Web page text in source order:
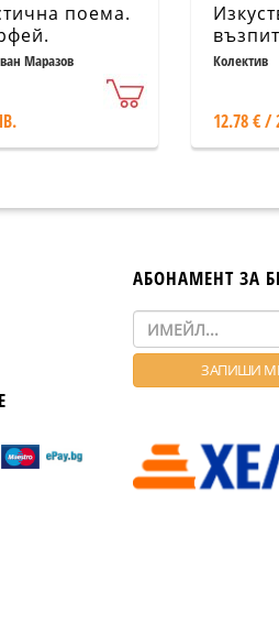
поема.
Маразов Колектив
12.78 € /
АБОНАМЕНТ ЗА